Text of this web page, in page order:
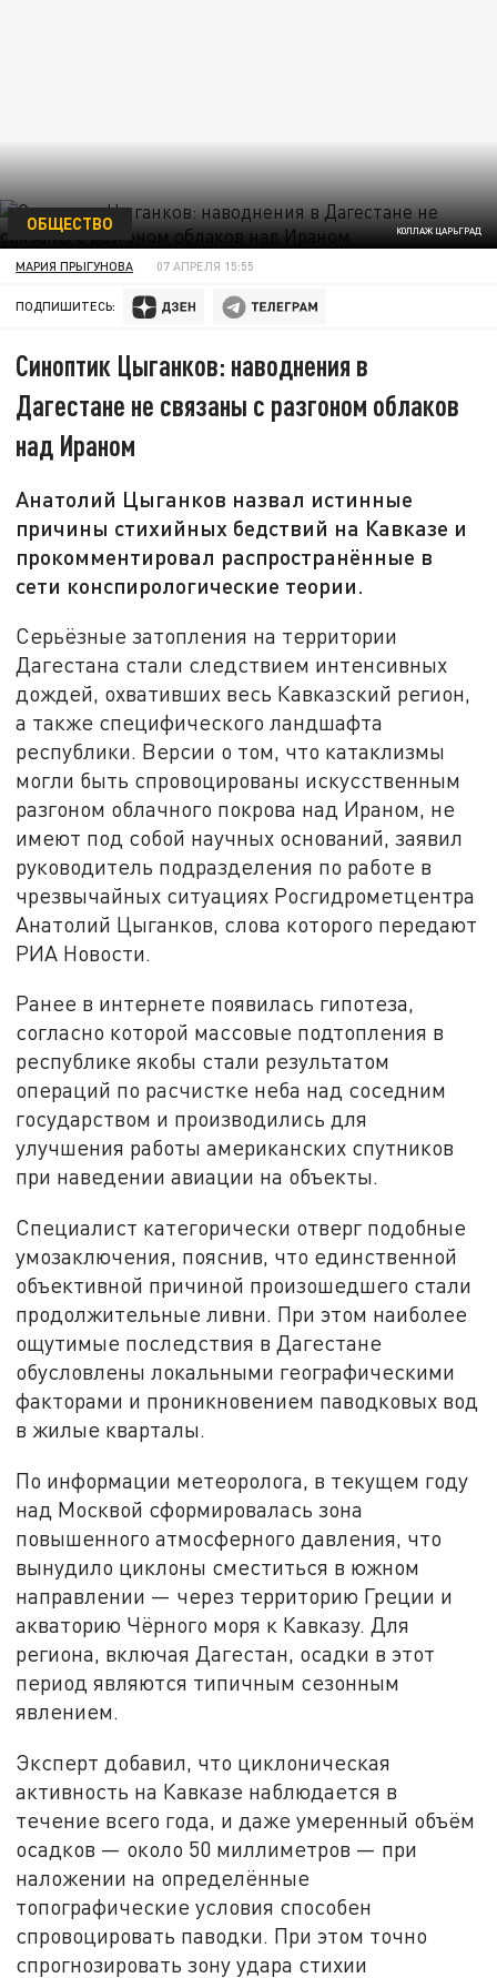
КОЛЛАЖ ЦАРЬГРАД
ОБЩЕСТВО
МАРИЯ ПРЫГУНОВА 07 АПРЕЛЯ 15:55
ПОДПИШИТЕСЬ:
Синоптик Цыганков: наводнения в
Дагестане не связаны с разгоном облаков
над Ираном
Анатолий Цыганков назвал истинные
причины стихийных бедствий на Кавказе и
прокомментировал распространённые в
сети конспирологические теории.
Серьёзные затопления на территории
Дагестана стали следствием интенсивных
дождей, охвативших весь Кавказский регион,
а также специфического ландшафта
республики. Версии о том, что катаклизмы
могли быть спровоцированы искусственным
разгоном облачного покрова над Ираном, не
имеют под собой научных оснований, заявил
руководитель подразделения по работе в
чрезвычайных ситуациях Росгидрометцентра
Анатолий Цыганков, слова которого передают
РИА Новости.
Ранее в интернете появилась гипотеза,
согласно которой массовые подтопления в
республике якобы стали результатом
операций по расчистке неба над соседним
государством и производились для
улучшения работы американских спутников
при наведении авиации на объекты.
Специалист категорически отверг подобные
умозаключения, пояснив, что единственной
объективной причиной произошедшего стали
продолжительные ливни. При этом наиболее
ощутимые последствия в Дагестане
обусловлены локальными географическими
факторами и проникновением паводковых вод
в жилые кварталы.
По информации метеоролога, в текущем году
над Москвой сформировалась зона
повышенного атмосферного давления, что
вынудило циклоны сместиться в южном
направлении — через территорию Греции и
акваторию Чёрного моря к Кавказу. Для
региона, включая Дагестан, осадки в этот
период являются типичным сезонным
явлением.
Эксперт добавил, что циклоническая
активность на Кавказе наблюдается в
течение всего года, и даже умеренный объём
осадков — около 50 миллиметров — при
наложении на определённые
топографические условия способен
спровоцировать паводки. При этом точно
спрогнозировать зону удара стихии